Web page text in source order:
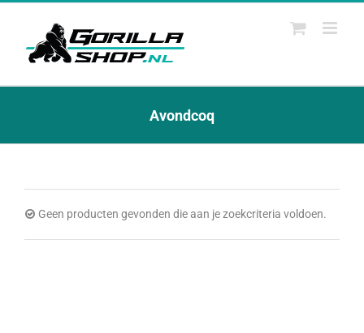
Ga
Avondcoq
Geen producten gevonden die aan je zoekcriteria voldoen.